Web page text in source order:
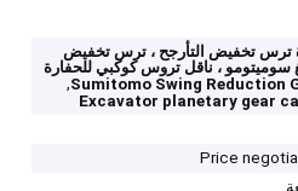
ترس تخفيض التأرجح ، ترس تخفيض
سوميتومو ، ناقل تروس كوكبي للحفارة
Sumitomo Swing Reduction
,
Excavator planetary gear
Price